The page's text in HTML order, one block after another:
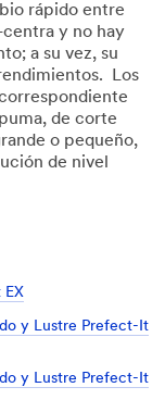
rápido entre
centra y no hay
a su vez, su
Los
de corte
o pequeño,
de nivel
EX
y Lustre Prefect-It
y Lustre Prefect-It